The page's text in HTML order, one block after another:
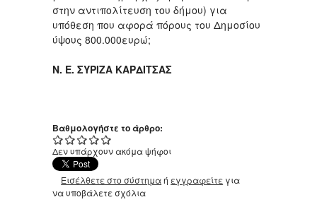
στην αντιπολίτευση του δήμου) για
υπόθεση που αφορά πόρους του Δημοσίου
ύψους 800.000ευρώ;
Ν. Ε. ΣΥΡΙΖΑ ΚΑΡΔΙΤΣΑΣ
Βαθμολογήστε το άρθρο:
Δεν υπάρχουν ακόμα ψήφοι
Εισέλθετε στο σύστημαή εγγραφείτε για
να υποβάλετε σχόλια